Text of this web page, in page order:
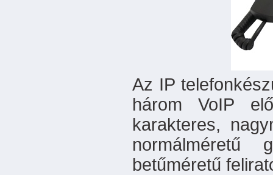
Az IP
három VoIP
karakteres,
betűméretű